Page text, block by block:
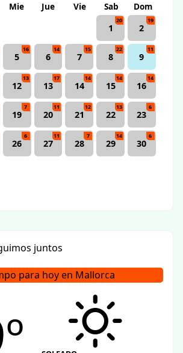
Mie Jue Vie Sab
Dom
1
20
2
19
5
16
6
14
7
15
8
22
9
11
12
13
13
17
14
14
15
14
16
14
19
7
20
11
21
12
22
13
23
6
26
6
27
11
28
7
29
14
30
6
para hoy en Mallorca